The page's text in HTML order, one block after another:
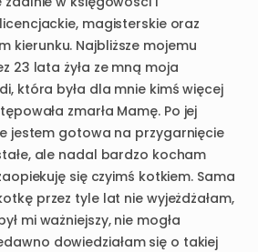
licencjackie​,​ magisterskie oraz
kierunku. Najbliższe mojemu
23 lata żyła ze mną moja
​,​ która była dla mnie kimś więcej
zmarła Mamę. Po jej
jestem gotowa na przygarnięcie
​,​ ale nadal bardzo kocham
się czyimś kotkiem. Sama
przez tyle lat nie wyjeżdżałam​,​
mi ważniejszy​,​ nie mogła
dowiedziałam się o takiej